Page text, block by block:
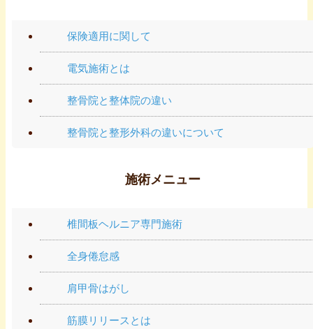
保険適用に関して
電気施術とは
整骨院と整体院の違い
整骨院と整形外科の違いについて
施術メニュー
椎間板ヘルニア専門施術
全身倦怠感
肩甲骨はがし
筋膜リリースとは